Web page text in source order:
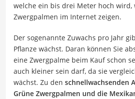
welche ein bis drei Meter hoch wird,
Zwergpalmen im Internet zeigen.
Der sogenannte Zuwachs pro Jahr
Pflanze wächst. Daran können Sie
eine Zwergpalme beim Kauf schon
auch kleiner sein darf, da sie
wächst. Zu den schnellwachsenden
Grüne Zwergpalmen und die